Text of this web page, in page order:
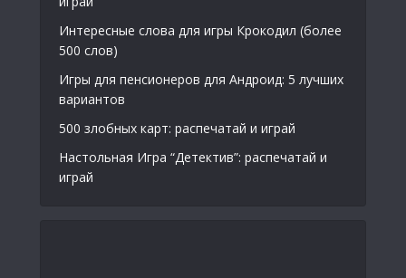
Интересные слова для игры Крокодил (более
500 слов)
Игры для пенсионеров для Андроид: 5 лучших
вариантов
500 злобных карт: распечатай и играй
Настольная Игра “Детектив”: распечатай и
играй